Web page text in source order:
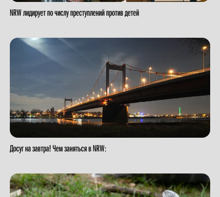
NRW лидирует по числу преступлений против детей
Досуг на завтра! Чем заняться в NRW: